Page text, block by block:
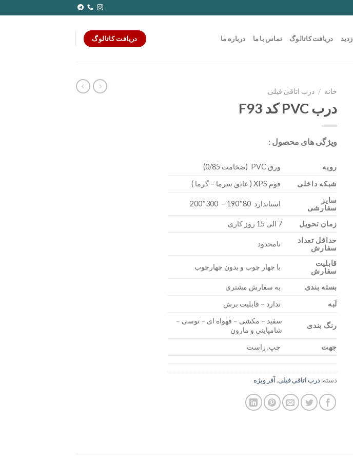
دریافت کاتالوگ تماس با ما درباره ما دریافت کاتالوگ
خانه / درب اتاقی فیلی
درب PVC کد F93
ویژگی های محصول :
رویه
ورق PVC (ضخامت 0/85)
شبکه داخلی
فوم XPS ( عایق سرما – گرما )
سایز
سفارشی
استاندارد 80*190 – 300*200
زمان تحویل
7 الی 15 روز کاری
حداقل تعداد
سفارش
نامحدود
قابلیت
سفارش
با چهار چوب و بدون چهارچوب
بسته بندی
به سفارش مشتری
لَبه
ندارد – قابلیت برش
رنگ بندی
سفید – مکشی – قهواه ای – توسی –
شامپاینی و مارون
جهت
چپ, راست
دسته: درب اتاقی فیلی,آفر ویژه